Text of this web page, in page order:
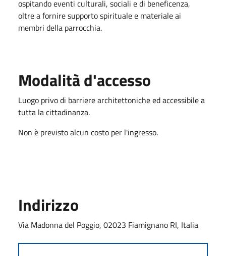
ospitando eventi culturali, sociali e di beneficenza,
oltre a fornire supporto spirituale e materiale ai
membri della parrocchia.
Modalità d'accesso
Luogo privo di barriere architettoniche ed accessibile a
tutta la cittadinanza.
Non è previsto alcun costo per l'ingresso.
Indirizzo
Via Madonna del Poggio, 02023 Fiamignano RI, Italia